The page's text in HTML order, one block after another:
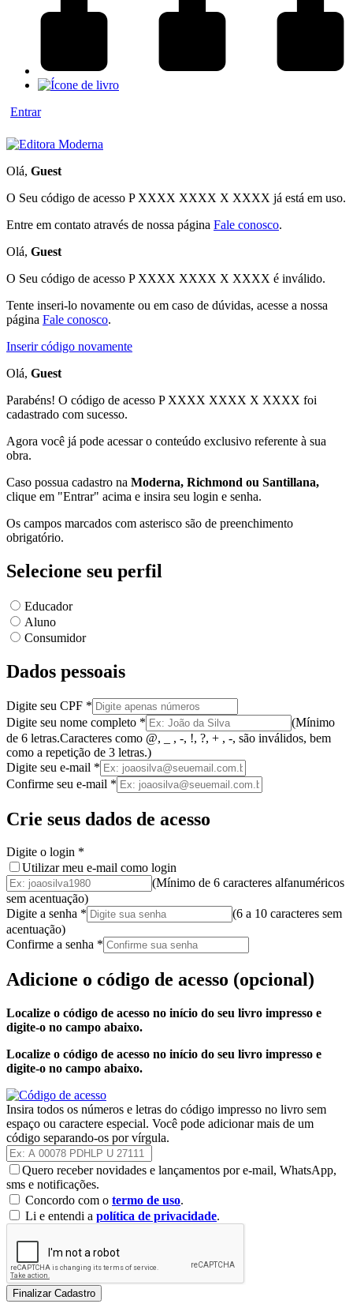
Entrar
Olá, Guest
O Seu código de acesso P XXXX XXXX X XXXX já está em uso.
Entre em contato através de nossa página Fale conosco.
Olá, Guest
O Seu código de acesso P XXXX XXXX X XXXX é inválido.
Tente inseri-lo novamente ou em caso de dúvidas, acesse a nossa
página Fale conosco.
Inserir código novamente
Olá, Guest
Parabéns! O código de acesso P XXXX XXXX X XXXX foi
cadastrado com sucesso.
Agora você já pode acessar o conteúdo exclusivo referente à sua
obra.
Caso possua cadastro na Moderna, Richmond ou Santillana,
clique em "Entrar" acima e insira seu login e senha.
Os campos marcados com asterisco são de preenchimento
obrigatório.
Selecione seu perfil
Educador
Aluno
Consumidor
Dados pessoais
Digite seu CPF *
Digite seu nome completo * (Mínimo
de 6 letras.Caracteres como @, _ , -, !, ?, + , -, são inválidos, bem
como a repetição de 3 letras.)
Digite seu e-mail *
Confirme seu e-mail *
Crie seus dados de acesso
Digite o login *
Utilizar meu e-mail como login
(Mínimo de 6 caracteres alfanuméricos
sem acentuação)
Digite a senha * (6 a 10 caracteres sem
acentuação)
Confirme a senha *
Adicione o código de acesso (opcional)
Localize o código de acesso no início do seu livro impresso e
digite-o no campo abaixo.
Localize o código de acesso no início do seu livro impresso e
digite-o no campo abaixo.
Insira todos os números e letras do código impresso no livro sem
espaço ou caractere especial. Você pode adicionar mais de um
código separando-os por vírgula.
Quero receber novidades e lançamentos por e-mail, WhatsApp,
sms e notificações.
Concordo com o termo de uso.
Li e entendi a política de privacidade.